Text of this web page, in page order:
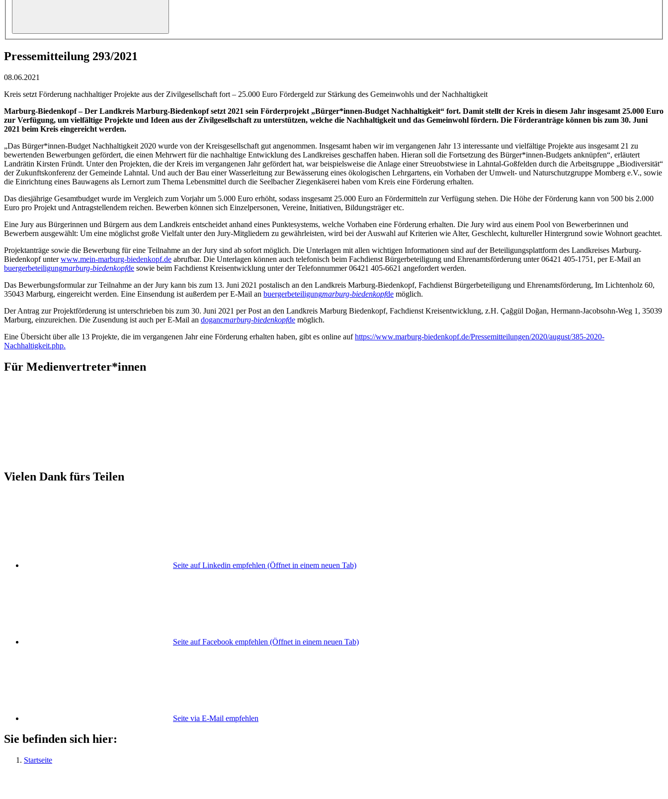
Pressemitteilung 293/2021
08.06.2021
Kreis setzt Förderung nachhaltiger Projekte aus der Zivilgesellschaft fort – 25.000 Euro Fördergeld zur Stärkung des Gemeinwohls und der Nachhaltigkeit
Marburg-Biedenkopf – Der Landkreis Marburg-Biedenkopf setzt 2021 sein Förderprojekt „Bürger*innen-Budget Nachhaltigkeit“ fort. Damit stellt der Kreis in diesem Jahr insgesamt 25.000 Euro
zur Verfügung, um vielfältige Projekte und Ideen aus der Zivilgesellschaft zu unterstützen, welche die Nachhaltigkeit und das Gemeinwohl fördern. Die Förderanträge können bis zum 30. Juni
2021 beim Kreis eingereicht werden.
„Das Bürger*innen-Budget Nachhaltigkeit 2020 wurde von der Kreisgesellschaft gut angenommen. Insgesamt haben wir im vergangenen Jahr 13 interessante und vielfältige Projekte aus insgesamt 21 zu
bewertenden Bewerbungen gefördert, die einen Mehrwert für die nachhaltige Entwicklung des Landkreises geschaffen haben. Hieran soll die Fortsetzung des Bürger*innen-Budgets anknüpfen“, erläutert
Landrätin Kirsten Fründt. Unter den Projekten, die der Kreis im vergangenen Jahr gefördert hat, war beispielsweise die Anlage einer Streuobstwiese in Lahntal-Goßfelden durch die Arbeitsgruppe „Biodiversität“
der Zukunftskonferenz der Gemeinde Lahntal. Und auch der Bau einer Wasserleitung zur Bewässerung eines ökologischen Lehrgartens, ein Vorhaben der Umwelt- und Naturschutzgruppe Momberg e.V., sowie
die Einrichtung eines Bauwagens als Lernort zum Thema Lebensmittel durch die Seelbacher Ziegenkäserei haben vom Kreis eine Förderung erhalten.
Das diesjährige Gesamtbudget wurde im Vergleich zum Vorjahr um 5.000 Euro erhöht, sodass insgesamt 25.000 Euro an Fördermitteln zur Verfügung stehen. Die Höhe der Förderung kann von 500 bis 2.000
Euro pro Projekt und Antragstellendem reichen. Bewerben können sich Einzelpersonen, Vereine, Initiativen, Bildungsträger etc.
Eine Jury aus Bürgerinnen und Bürgern aus dem Landkreis entscheidet anhand eines Punktesystems, welche Vorhaben eine Förderung erhalten. Die Jury wird aus einem Pool von Bewerberinnen und
Bewerbern ausgewählt: Um eine möglichst große Vielfalt unter den Jury-Mitgliedern zu gewährleisten, wird bei der Auswahl auf Kriterien wie Alter, Geschlecht, kultureller Hintergrund sowie Wohnort geachtet.
Projektanträge sowie die Bewerbung für eine Teilnahme an der Jury sind ab sofort möglich. Die Unterlagen mit allen wichtigen Informationen sind auf der Beteiligungsplattform des Landkreises Marburg-
Biedenkopf unterwww.mein-marburg-biedenkopf.de abrufbar. Die Unterlagen können auch telefonisch beim Fachdienst Bürgerbeteiligung und Ehrenamtsförderung unter 06421 405-1751, per E-Mail an
buergerbeteiligungmarburg-biedenkopfde sowie beim Fachdienst Kreisentwicklung unter der Telefonnummer 06421 405-6621 angefordert werden.
Das Bewerbungsformular zur Teilnahme an der Jury kann bis zum 13. Juni 2021 postalisch an den Landkreis Marburg-Biedenkopf, Fachdienst Bürgerbeteiligung und Ehrenamtsförderung, Im Lichtenholz 60,
35043 Marburg, eingereicht werden. Eine Einsendung ist außerdem per E-Mail an buergerbeteiligungmarburg-biedenkopfde möglich.
Der Antrag zur Projektförderung ist unterschrieben bis zum 30. Juni 2021 per Post an den Landkreis Marburg Biedenkopf, Fachdienst Kreisentwicklung, z.H. Çağgül Doğan, Hermann-Jacobsohn-Weg 1, 35039
Marburg, einzureichen. Die Zusendung ist auch per E-Mail an dogancmarburg-biedenkopfde möglich.
Eine Übersicht über alle 13 Projekte, die im vergangenen Jahr eine Förderung erhalten haben, gibt es online aufhttps://www.marburg-biedenkopf.de/Pressemitteilungen/2020/august/385-2020-
Nachhaltigkeit.php.
Für Medienvertreter*innen
Vielen Dank fürs Teilen
Seite auf Linkedin empfehlen (Öffnet in einem neuen Tab)
Seite auf Facebook empfehlen (Öffnet in einem neuen Tab)
Seite via E-Mail empfehlen
Sie befinden sich hier:
Startseite